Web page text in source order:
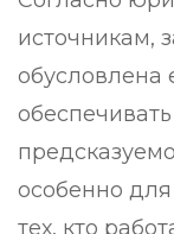
источникам,
обусловлена
особенно
тех, кто